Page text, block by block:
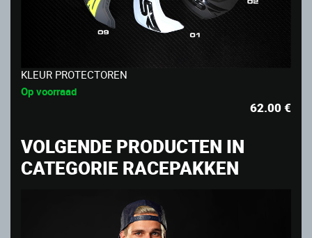
KLEUR PROTECTOREN
Op voorraad
62.00€
VOLGENDE PRODUCTEN IN
CATEGORIE RACEPAKKEN